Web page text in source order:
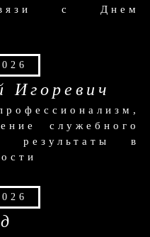
с Днем
Игоревич
служебного
результаты в